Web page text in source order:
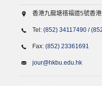
香港九龍塘禧福道5號香
Tel: (852) 34117490 /
Fax: (852) 23361691
jour@hkbu.edu.hk